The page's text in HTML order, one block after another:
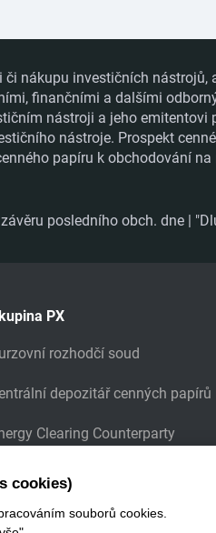
nákupu investičních
finančními a dalšími
nástroji a jeho emitentovi
nástroje. Prospekt
papíru k obchodování na
posledního obch. dne |
PX
rozhodčí soud
depozitář cenných papírů
Clearing Counterparty
cookies)
souborů cookies.